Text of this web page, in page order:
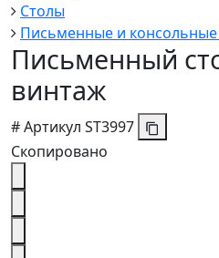
Столы
Письменные и консольные
Письменный
винтаж
#Артикул ST3997
Скопировано